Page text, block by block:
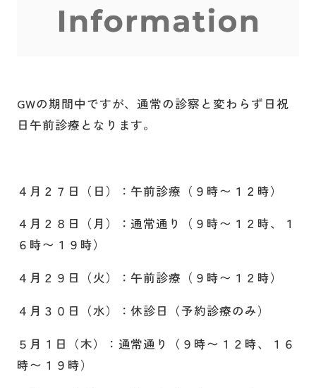
GWの期間中ですが、通常の診察と変わらず日祝
日午前診療となります。
４月２７日（日）：午前診療（９時〜１２時）
４月２８日（月）：通常通り（９時〜１２時、１
６時〜１９時）
４月２９日（火）：午前診療（９時〜１２時）
４月３０日（水）：休診日（予約診療のみ）
５月１日（木）：通常通り（９時〜１２時、１６
時〜１９時）